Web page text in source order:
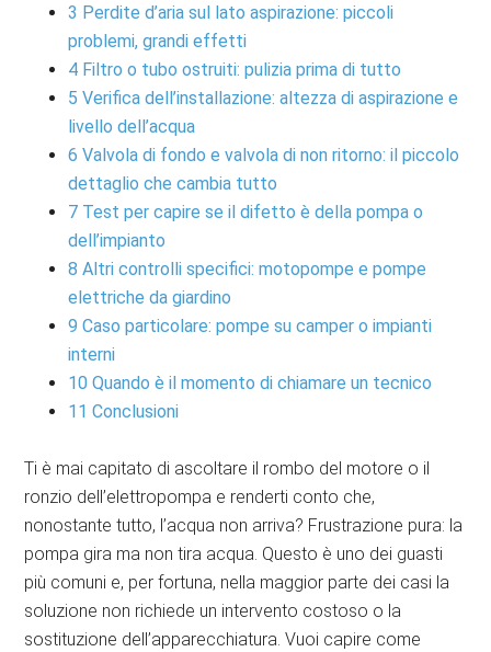
3 Perdite d’aria sul lato aspirazione: piccoli
problemi, grandi effetti
4 Filtro o tubo ostruiti: pulizia prima di tutto
5 Verifica dell’installazione: altezza di aspirazione e
livello dell’acqua
6 Valvola di fondo e valvola di non ritorno: il piccolo
dettaglio che cambia tutto
7 Test per capire se il difetto è della pompa o
dell’impianto
8 Altri controlli specifici: motopompe e pompe
elettriche da giardino
9 Caso particolare: pompe su camper o impianti
interni
10 Quando è il momento di chiamare un tecnico
11 Conclusioni
Ti è mai capitato di ascoltare il rombo del motore o il
ronzio dell’elettropompa e renderti conto che,
nonostante tutto, l’acqua non arriva? Frustrazione pura: la
pompa gira ma non tira acqua. Questo è uno dei guasti
più comuni e, per fortuna, nella maggior parte dei casi la
soluzione non richiede un intervento costoso o la
sostituzione dell’apparecchiatura. Vuoi capire come